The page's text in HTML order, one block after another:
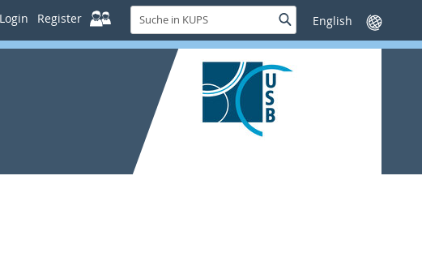
Login Register
Suche
in
KUPS
SucheSprache
wechseln